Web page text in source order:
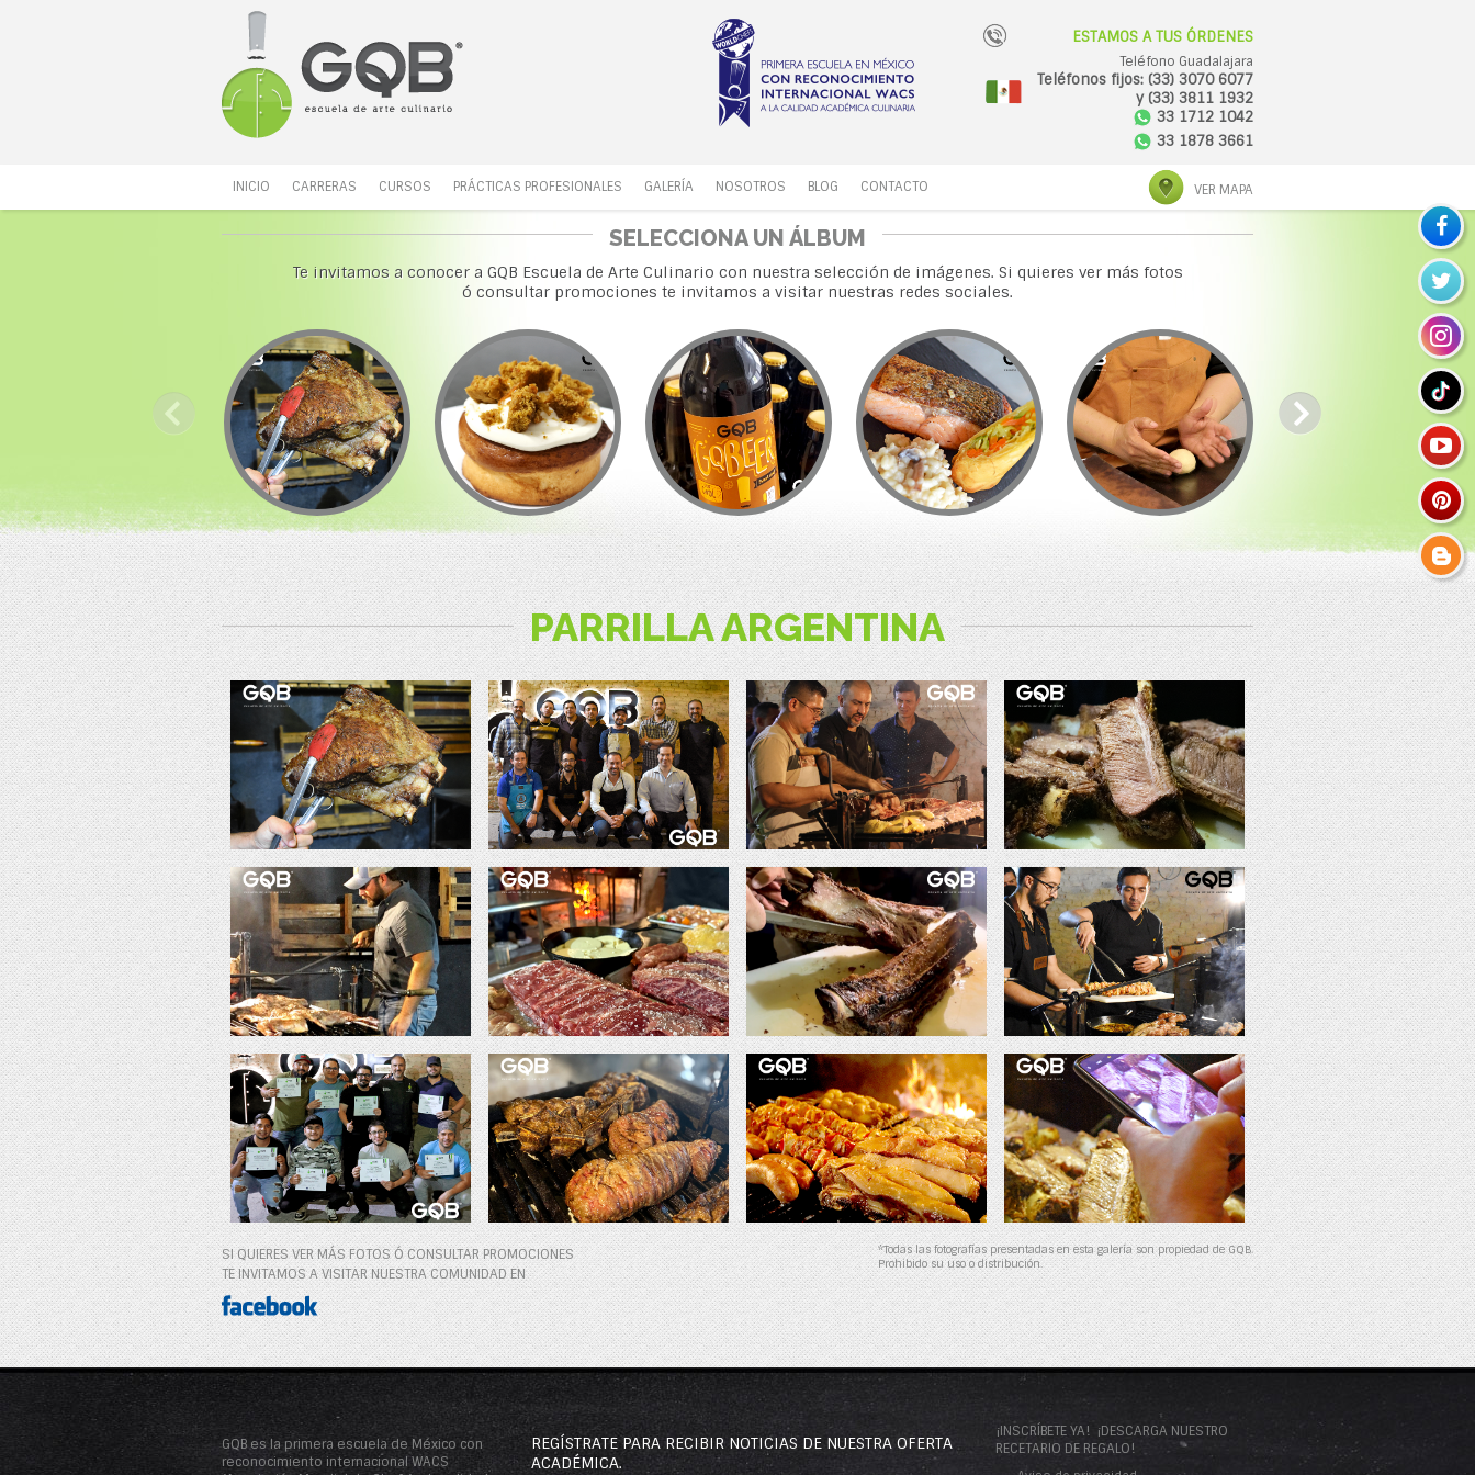
ESTAMOS A TUS ÓRDENES
Teléfono Guadalajara
Teléfonos fijos: (33) 3070 6077
y (33) 3811 1932
33 1712 1042
33 1878 3661
INICIO CARRERAS CURSOS PRÁCTICAS PROFESIONALES GALERÍA NOSOTROS BLOG CONTACTO VER MAPA
SELECCIONA UN ÁLBUM
Te invitamos a conocer a GQB Escuela de Arte Culinario con nuestra selección de imágenes. Si quieres ver más fotos
ó consultar promociones te invitamos a visitar nuestras redes sociales.
PARRILLA ARGENTINA
SI QUIERES VER MÁS FOTOS Ó CONSULTAR PROMOCIONES
TE INVITAMOS A VISITAR NUESTRA COMUNIDAD EN
*Todas las fotografías presentadas en esta galería son propiedad de GQB.
Prohibido su uso o distribución.
GQB es la primera escuela de México con
reconocimiento internacional WACS
REGÍSTRATE PARA RECIBIR NOTICIAS DE NUESTRA OFERTA
ACADÉMICA.
¡INSCRÍBETE YA! ¡DESCARGA NUESTRO
RECETARIO DE REGALO!